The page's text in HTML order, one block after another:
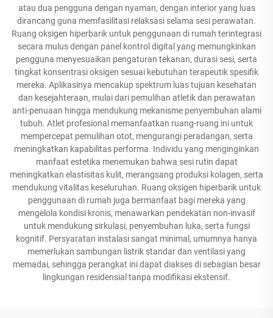
atau dua pengguna dengan nyaman, dengan interior yang luas
dirancang guna memfasilitasi relaksasi selama sesi perawatan.
Ruang oksigen hiperbarik untuk penggunaan di rumah terintegrasi
secara mulus dengan panel kontrol digital yang memungkinkan
pengguna menyesuaikan pengaturan tekanan, durasi sesi, serta
tingkat konsentrasi oksigen sesuai kebutuhan terapeutik spesifik
mereka. Aplikasinya mencakup spektrum luas tujuan kesehatan
dan kesejahteraan, mulai dari pemulihan atletik dan perawatan
anti-penuaan hingga mendukung mekanisme penyembuhan alami
tubuh. Atlet profesional memanfaatkan ruang-ruang ini untuk
mempercepat pemulihan otot, mengurangi peradangan, serta
meningkatkan kapabilitas performa. Individu yang menginginkan
manfaat estetika menemukan bahwa sesi rutin dapat
meningkatkan elastisitas kulit, merangsang produksi kolagen, serta
mendukung vitalitas keseluruhan. Ruang oksigen hiperbarik untuk
penggunaan di rumah juga bermanfaat bagi mereka yang
mengelola kondisi kronis, menawarkan pendekatan non-invasif
untuk mendukung sirkulasi, penyembuhan luka, serta fungsi
kognitif. Persyaratan instalasi sangat minimal, umumnya hanya
memerlukan sambungan listrik standar dan ventilasi yang
memadai, sehingga perangkat ini dapat diakses di sebagian besar
lingkungan residensial tanpa modifikasi ekstensif.